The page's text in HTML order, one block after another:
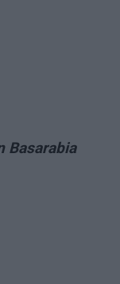
Basarabia